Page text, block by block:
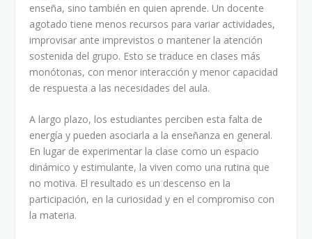
enseña, sino también en quien aprende. Un docente
agotado tiene menos recursos para variar actividades,
improvisar ante imprevistos o mantener la atención
sostenida del grupo. Esto se traduce en clases más
monótonas, con menor interacción y menor capacidad
de respuesta a las necesidades del aula.
A largo plazo, los estudiantes perciben esta falta de
energía y pueden asociarla a la enseñanza en general.
En lugar de experimentar la clase como un espacio
dinámico y estimulante, la viven como una rutina que
no motiva. El resultado es un descenso en la
participación, en la curiosidad y en el compromiso con
la materia.